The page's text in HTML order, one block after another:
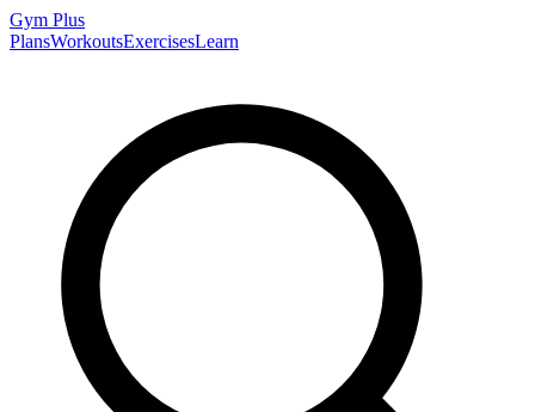
Gym Plus
PlansWorkoutsExercisesLearn